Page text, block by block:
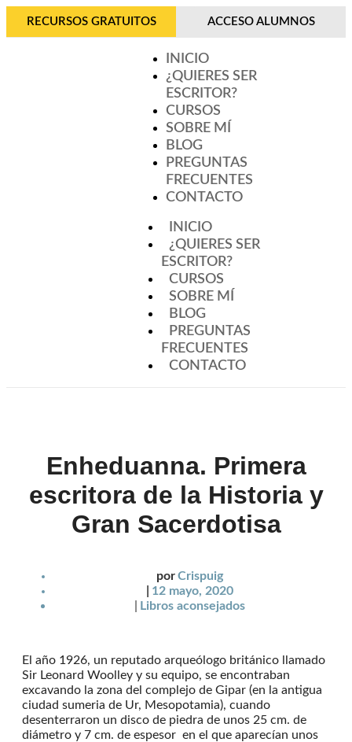
RECURSOS GRATUITOS ACCESO ALUMNOS
INICIO
¿QUIERES SER
ESCRITOR?
CURSOS
SOBRE MÍ
BLOG
PREGUNTAS
FRECUENTES
CONTACTO
INICIO
¿QUIERES SER
ESCRITOR?
CURSOS
SOBRE MÍ
BLOG
PREGUNTAS
FRECUENTES
CONTACTO
Enheduanna. Primera
escritora de la Historia y
Gran Sacerdotisa
porCrispuig
12 mayo, 2020
Libros aconsejados
El año 1926, un reputado arqueólogo británico llamado
Sir Leonard Woolley y su equipo, se encontraban
excavando la zona del complejo de Gipar (en la antigua
ciudad sumeria de Ur, Mesopotamia), cuando
desenterraron un disco de piedra de unos 25 cm. de
diámetro y 7 cm. de espesor en el que aparecían unos